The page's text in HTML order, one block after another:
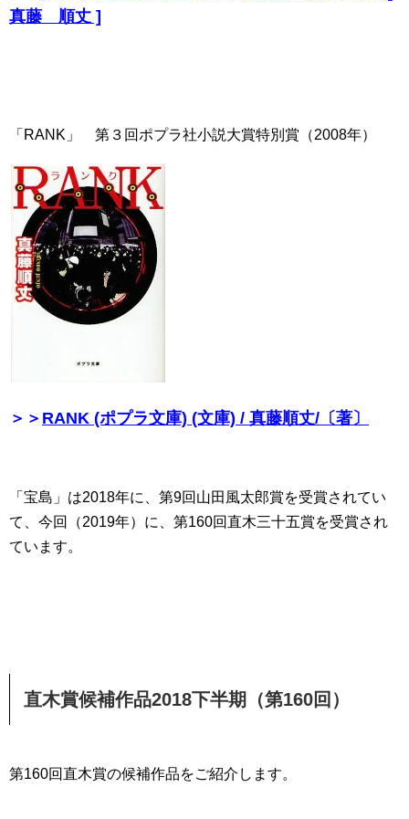
真藤 順丈 ]
「RANK」 第３回ポプラ社小説大賞特別賞（2008年）
＞＞ RANK (ポプラ文庫) (文庫) / 真藤順丈/〔著〕
「宝島」は2018年に、第9回山田風太郎賞を受賞されてい
て、今回（2019年）に、第160回直木三十五賞を受賞され
ています。
直木賞候補作品2018下半期（第160回）
第160回直木賞の候補作品をご紹介します。